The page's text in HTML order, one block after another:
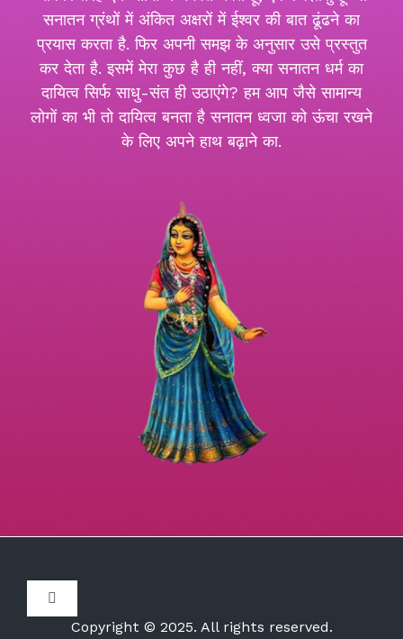
सनातन ग्रंथों में अंकित अक्षरों में ईश्वर की बात ढूंढने का
प्रयास करता है. फिर अपनी समझ के अनुसार उसे प्रस्तुत
कर देता है. इसमें मेरा कुछ है ही नहीं, क्या सनातन धर्म का
दायित्व सिर्फ साधु-संत ही उठाएंगे? हम आप जैसे सामान्य
लोगों का भी तो दायित्व बनता है सनातन ध्वजा को ऊंचा रखने
के लिए अपने हाथ बढ़ाने का.
Toggle
Navigation
Copyright © 2025. All rights reserved.